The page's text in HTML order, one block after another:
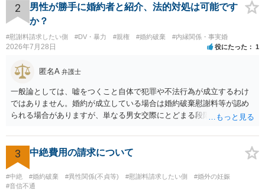
明確にいえないような案件において開示がなされる可能性も低いので
はないかと推察します。
2
男性が勝手に婚約者と紹介、法的対処は可能です
か？
#慰謝料請求したい側 #DV・暴力 #親権 #婚約破棄 #内縁関係・事実婚
2026年7月28日 役にたった 1
匿名A 弁護士
一般論としては、嘘をつくこと自体で犯罪や不法行為が成立するわけ
ではありません。婚約が成立している場合は婚約破棄慰謝料等が認め
られる場合がありますが、単なる男女交際にとどまる段階の場合、独
慰謝料は生じないことが多いと思われます。 お怒りはごもっともです
が、仮に交際を進めたとしても後に相手を信頼できなくなる可能性が
高かったということですので、むしろ結婚しなくてよかったと割り切
って、交際を終わらせるのがよいと思います。
3 中絶費用の請求について
#中絶 #婚約破棄 #異性関係(不貞等) #慰謝料請求したい側
#婚外の妊娠
#音信不通